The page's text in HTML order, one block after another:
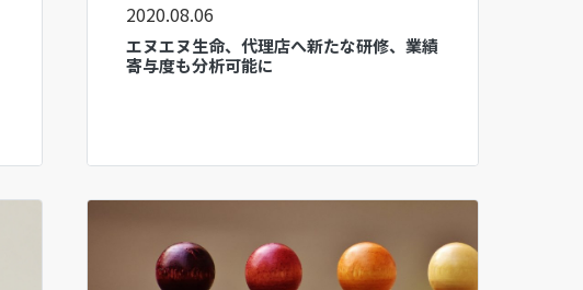
2020.08.06
エヌエヌ生命、代理店へ新たな研修、業績
寄与度も分析可能に